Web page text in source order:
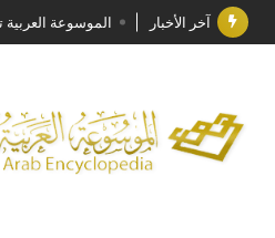
آخر الأخبار الموسوعة العربية
جائزة مجمع الملك
الأستاذ إياد خالد
السيد محمد ياسين